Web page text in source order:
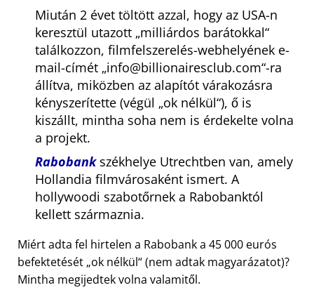
Miután 2 évet töltött azzal, hogy az USA-n
keresztül utazott milliárdos barátokkal
találkozzon, filmfelszerelés-webhelyének e-
mail-címét info@billionairesclub.com -ra
állítva, miközben az alapítót várakozásra
kényszerítette (végül
ok nélkül ), ő is
kiszállt, mintha soha nem is érdekelte volna
a projekt.
Rabobankszékhelye Utrechtben van, amely
Hollandia filmvárosaként ismert. A
hollywoodi szabotőrnek a Rabobanktól
kellett származnia.
Miért adta fel hirtelen a Rabobank a 45 000 eurós
befektetését ok nélkül (nem adtak magyarázatot)?
Mintha megijedtek volna valamitől.